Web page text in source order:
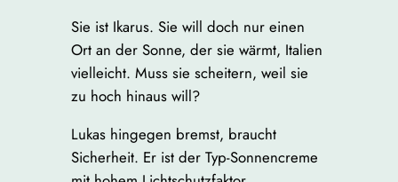
Sie ist Ikarus. Sie will doch nur einen
Ort an der Sonne, der sie wärmt, Italien
vielleicht. Muss sie scheitern, weil sie
zu hoch hinaus will?
Lukas hingegen bremst, braucht
Sicherheit. Er ist der Typ-Sonnencreme